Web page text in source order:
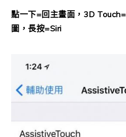
點一下=回主畫面，3D
圖，長按=Siri